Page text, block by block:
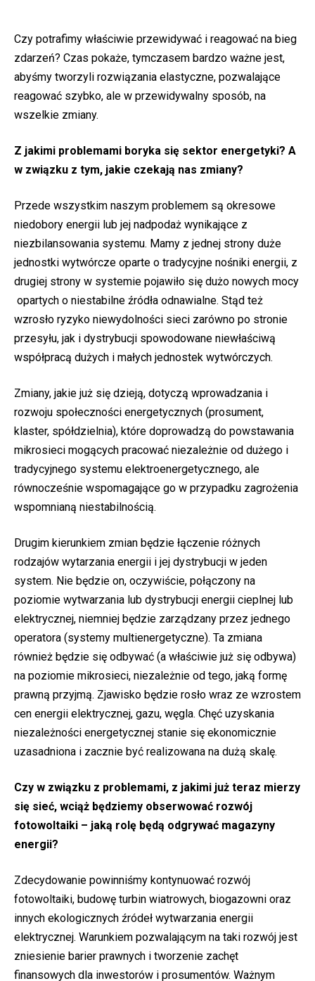
Czy potrafimy właściwie przewidywać i reagować na bieg
zdarzeń? Czas pokaże, tymczasem bardzo ważne jest,
abyśmy tworzyli rozwiązania elastyczne, pozwalające
reagować szybko, ale w przewidywalny sposób, na
wszelkie zmiany.
Z jakimi problemami boryka się sektor energetyki? A
w związku z tym, jakie czekają nas zmiany?
Przede wszystkim naszym problemem są okresowe
niedobory energii lub jej nadpodaż wynikające z
niezbilansowania systemu. Mamy z jednej strony duże
jednostki wytwórcze oparte o tradycyjne nośniki energii, z
drugiej strony w systemie pojawiło się dużo nowych mocy
opartych o niestabilne źródła odnawialne. Stąd też
wzrosło ryzyko niewydolności sieci zarówno po stronie
przesyłu, jak i dystrybucji spowodowane niewłaściwą
współpracą dużych i małych jednostek wytwórczych.
Zmiany, jakie już się dzieją, dotyczą wprowadzania i
rozwoju społeczności energetycznych (prosument,
klaster, spółdzielnia), które doprowadzą do powstawania
mikrosieci mogących pracować niezależnie od dużego i
tradycyjnego systemu elektroenergetycznego, ale
równocześnie wspomagające go w przypadku zagrożenia
wspomnianą niestabilnością.
Drugim kierunkiem zmian będzie łączenie różnych
rodzajów wytarzania energii i jej dystrybucji w jeden
system. Nie będzie on, oczywiście, połączony na
poziomie wytwarzania lub dystrybucji energii cieplnej lub
elektrycznej, niemniej będzie zarządzany przez jednego
operatora (systemy multienergetyczne). Ta zmiana
również będzie się odbywać (a właściwie już się odbywa)
na poziomie mikrosieci, niezależnie od tego, jaką formę
prawną przyjmą. Zjawisko będzie rosło wraz ze wzrostem
cen energii elektrycznej, gazu, węgla. Chęć uzyskania
niezależności energetycznej stanie się ekonomicznie
uzasadniona i zacznie być realizowana na dużą skalę.
Czy w związku z problemami, z jakimi już teraz mierzy
się sieć, wciąż będziemy obserwować rozwój
fotowoltaiki – jaką rolę będą odgrywać magazyny
energii?
Zdecydowanie powinniśmy kontynuować rozwój
fotowoltaiki, budowę turbin wiatrowych, biogazowni oraz
innych ekologicznych źródeł wytwarzania energii
elektrycznej. Warunkiem pozwalającym na taki rozwój jest
zniesienie barier prawnych i tworzenie zachęt
finansowych dla inwestorów i prosumentów. Ważnym